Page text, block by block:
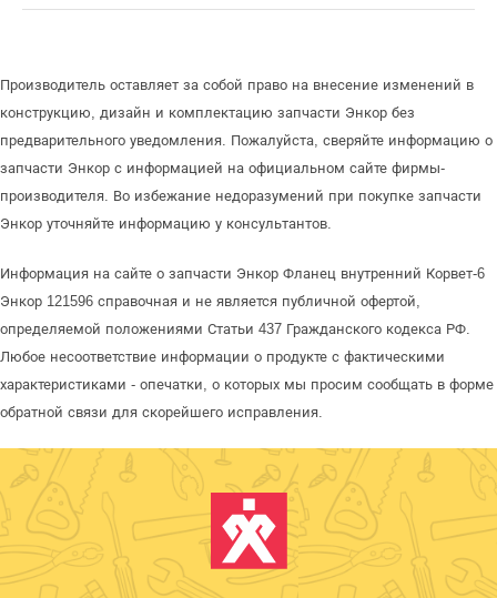
Производитель оставляет за собой право на внесение изменений в
конструкцию, дизайн и комплектацию запчасти Энкор без
предварительного уведомления. Пожалуйста, сверяйте информацию о
запчасти Энкор с информацией на официальном сайте фирмы-
производителя. Во избежание недоразумений при покупке запчасти
Энкор уточняйте информацию у консультантов.
Информация на сайте о запчасти Энкор Фланец внутренний Корвет-6
Энкор 121596 справочная и не является публичной офертой,
определяемой положениями Статьи 437 Гражданского кодекса РФ.
Любое несоответствие информации о продукте с фактическими
характеристиками - опечатки, о которых мы просим сообщать в форме
обратной связи для скорейшего исправления.